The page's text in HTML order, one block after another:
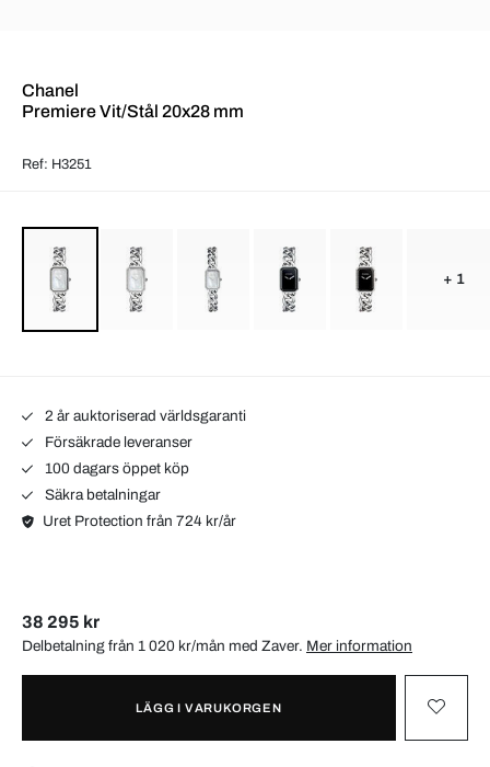
Chanel
Premiere Vit/Stål 20x28 mm
Ref: H3251
+ 1
2 år auktoriserad världsgaranti
Försäkrade leveranser
100 dagars öppet köp
Säkra betalningar
Uret Protection från 724 kr/år
38 295 kr
Delbetalning från 1 020 kr/mån med Zaver. Mer information
LÄGG I VARUKORGEN